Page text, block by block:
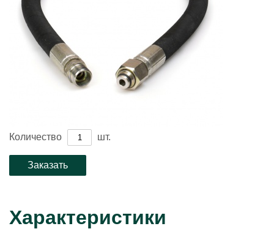
Количество шт.
Характеристики